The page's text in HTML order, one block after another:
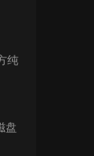
纯
盘